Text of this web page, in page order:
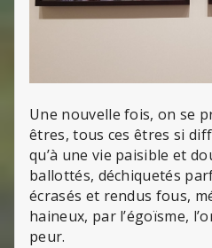
Une nouvelle fois, on se
êtres, tous ces êtres si
qu’à une vie paisible et
ballottés, déchiquetés
écrasés et rendus fous,
haineux, par l’égoïsme,
peur.